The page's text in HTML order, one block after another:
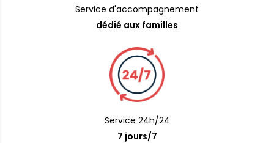
Service d'accompagnement
dédié aux familles
Service 24h/24
7 jours/7